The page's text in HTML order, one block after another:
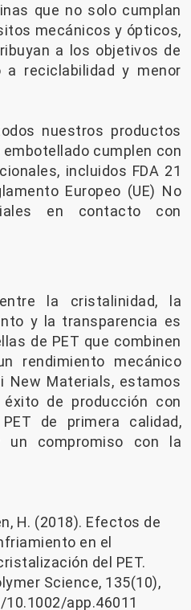
que no solo cumplan
mecánicos y ópticos,
a los objetivos de
a reciclabilidad y menor
nuestros productos
embotellado cumplen con
incluidos FDA 21
Europeo (UE) No
en contacto con
la cristalinidad, la
y la transparencia es
de PET que combinen
rendimiento mecánico
New Materials, estamos
de producción con
de primera calidad,
un compromiso con la
H. (2018). Efectos de
en el
del PET.
Science, 135(10),
app.46011